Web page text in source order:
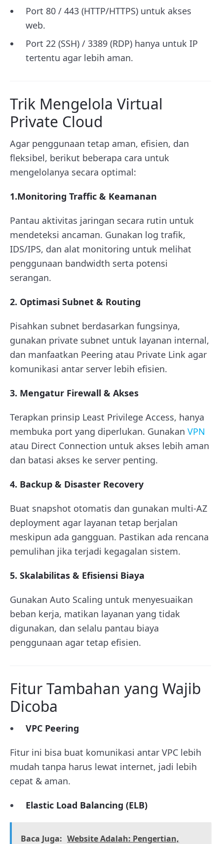
Port 80 / 443 (HTTP/HTTPS) untuk akses
web.
Port 22 (SSH) / 3389 (RDP) hanya untuk IP
tertentu agar lebih aman.
Trik Mengelola Virtual
Private Cloud
Agar penggunaan tetap aman, efisien, dan
fleksibel, berikut beberapa cara untuk
mengelolanya secara optimal:
1.Monitoring Traffic & Keamanan
Pantau aktivitas jaringan secara rutin untuk
mendeteksi ancaman. Gunakan log trafik,
IDS/IPS, dan alat monitoring untuk melihat
penggunaan bandwidth serta potensi
serangan.
2. Optimasi Subnet & Routing
Pisahkan subnet berdasarkan fungsinya,
gunakan private subnet untuk layanan internal,
dan manfaatkan Peering atau Private Link agar
komunikasi antar server lebih efisien.
3. Mengatur Firewall & Akses
Terapkan prinsip Least Privilege Access, hanya
membuka port yang diperlukan. Gunakan VPN
atau Direct Connection untuk akses lebih aman
dan batasi akses ke server penting.
4. Backup & Disaster Recovery
Buat snapshot otomatis dan gunakan multi-AZ
deployment agar layanan tetap berjalan
meskipun ada gangguan. Pastikan ada rencana
pemulihan jika terjadi kegagalan sistem.
5. Skalabilitas & Efisiensi Biaya
Gunakan Auto Scaling untuk menyesuaikan
beban kerja, matikan layanan yang tidak
digunakan, dan selalu pantau biaya
penggunaan agar tetap efisien.
Fitur Tambahan yang Wajib
Dicoba
VPC Peering
Fitur ini bisa buat komunikasi antar VPC lebih
mudah tanpa harus lewat internet, jadi lebih
cepat & aman.
Elastic Load Balancing (ELB)
Baca Juga: Website Adalah: Pengertian,